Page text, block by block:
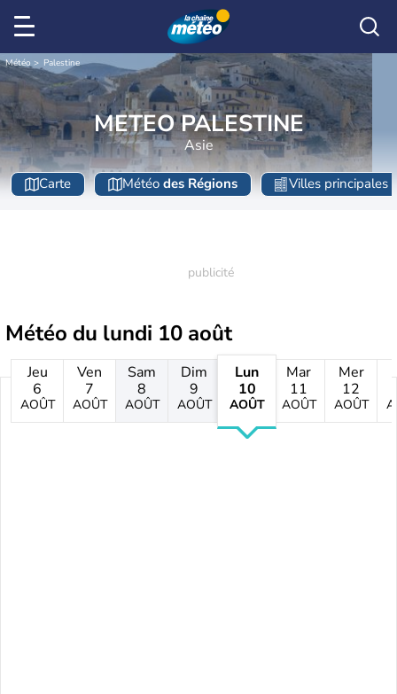
Météo Palestine
METEO PALESTINE
Asie
Carte Météo des Régions Villes principales
Météo du lundi 10 août
Jeu
6
AOÛT
Ven
7
AOÛT
Sam
8
AOÛT
Dim
9
AOÛT
Lun
10
AOÛT
Mar
11
AOÛT
Mer
12
AOÛT